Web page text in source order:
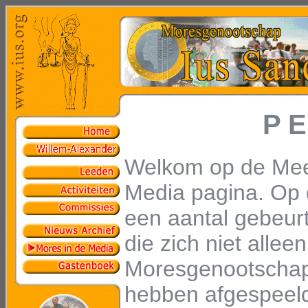
P
Welkom op de
Media pagina.
een aantal
die zich niet
hebben